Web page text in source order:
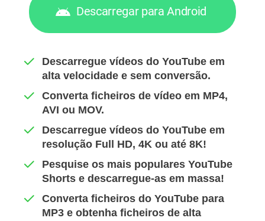
Descarregar para Android
Descarregue vídeos do YouTube em
alta velocidade e sem conversão.
Converta ficheiros de vídeo em MP4,
AVI ou MOV.
Descarregue vídeos do YouTube em
resolução Full HD, 4K ou até 8K!
Pesquise os mais populares YouTube
Shorts e descarregue-as em massa!
Converta ficheiros do YouTube para
MP3 e obtenha ficheiros de alta